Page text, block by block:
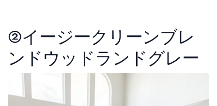
②イージークリーンブレ
ンドウッドランドグレー